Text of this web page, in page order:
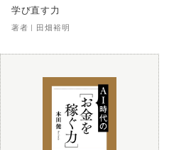
学び直す力
著者｜ 田畑裕明